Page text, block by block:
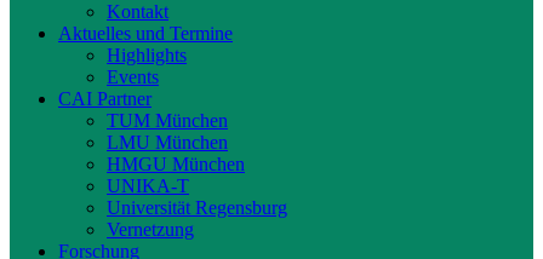
Kontakt
Aktuelles und Termine
Highlights
Events
CAI Partner
TUM München
LMU München
HMGU München
UNIKA-T
Universität Regensburg
Vernetzung
Forschung